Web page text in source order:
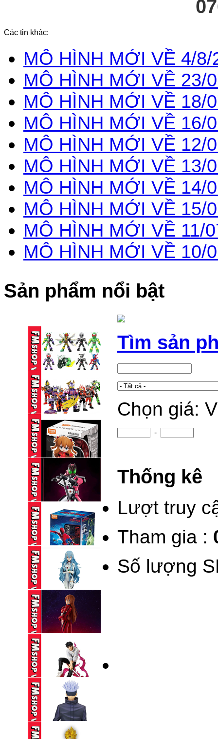
Các tin khác:
MÔ HÌNH MỚI VỀ 4/8/
MÔ HÌNH MỚI VỀ 23/
MÔ HÌNH MỚI VỀ 18/
MÔ HÌNH MỚI VỀ 16/
MÔ HÌNH MỚI VỀ 12/
MÔ HÌNH MỚI VỀ 13/
MÔ HÌNH MỚI VỀ 14/
MÔ HÌNH MỚI VỀ 15/
MÔ HÌNH MỚI VỀ 11/
MÔ HÌNH MỚI VỀ 10/
Sản phẩm nổi bật
BLINDBOX BLOKEES
KAMEN RIDER ...
95,000 VND
BLINDBOX BLOKEES
KAMEN RIDER ...
195,000 VND
(NEW) BLINDBOX
BLOKEES DAALA ...
235,000 VND
BLOKEES LEGEND
KAMEN RIDER ...
690,000 VND
BLINDBOX BLOKEES
SPIDERMAN ...
195,000 VND
(NOBOX) POP UP
PARADE ...
590,000 VND
(NOBOX) SEGA SPM
EVANGELION ...
250,000 VND
(2ND) ICHIBAN KUJI
JUJUTSU ...
650,000 VND
Tìm sản
Chọn giá:
-
Thống kê
Lượt truy
Tham gia :
Số lượng